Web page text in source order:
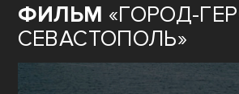
ФИЛЬМ «ГОРОД-
СЕВАСТОПОЛЬ»